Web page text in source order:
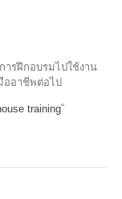
ารฝึกอบรมไปใช้งาน
ออาชีพต่อไป
“